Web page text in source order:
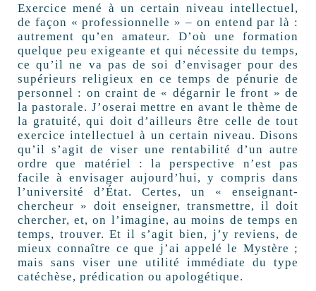
Exercice mené à un certain niveau intellectuel,
de façon « professionnelle » – on entend par là :
autrement qu’en amateur. D’où une formation
quelque peu exigeante et qui nécessite du temps,
ce qu’il ne va pas de soi d’envisager pour des
supérieurs religieux en ce temps de pénurie de
personnel : on craint de « dégarnir le front » de
la pastorale. J’oserai mettre en avant le thème de
la gratuité, qui doit d’ailleurs être celle de tout
exercice intellectuel à un certain niveau. Disons
qu’il s’agit de viser une rentabilité d’un autre
ordre que matériel : la perspective n’est pas
facile à envisager aujourd’hui, y compris dans
l’université d’État. Certes, un « enseignant-
chercheur » doit enseigner, transmettre, il doit
chercher, et, on l’imagine, au moins de temps en
temps, trouver. Et il s’agit bien, j’y reviens, de
mieux connaître ce que j’ai appelé le Mystère ;
mais sans viser une utilité immédiate du type
catéchèse, prédication ou apologétique.